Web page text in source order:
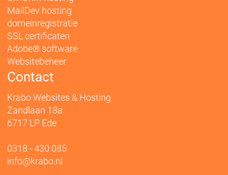
MailDev hosting
domeinregistratie
SSL certificaten
Adobe® software
Websitebeheer
Contact
Krabo Websites & Hosting
Zandlaan 18a
6717 LP Ede
0318 - 430 085
info@krabo.nl